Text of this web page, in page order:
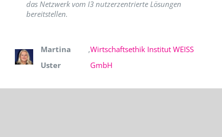
das Netzwerk vom I3 nutzerzentrierte Lösungen
bereitstellen.
Martina
Uster
,Wirtschaftsethik Institut WEISS
GmbH